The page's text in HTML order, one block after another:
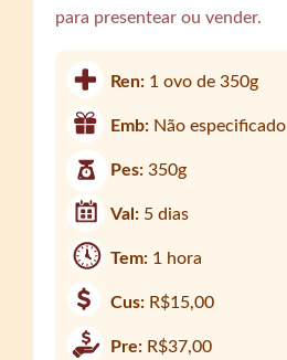
para presentear ou vender.
Ren: 1 ovo de 350g
Emb: Não especificado
Pes:350g
Val: 5 dias
Tem: 1 hora
Cus: R$15,00
Pre: R$37,00